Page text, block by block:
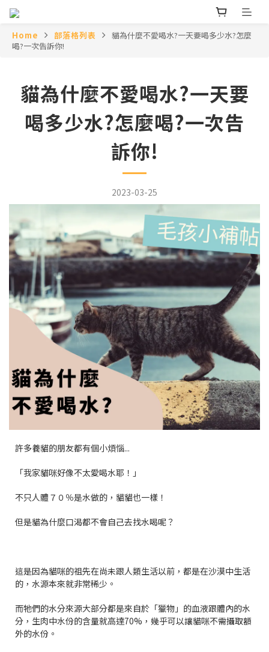
Home 部落格列表
貓為什麼不愛喝水?一天要喝多少水?怎麼
喝?一次告訴你!
貓為什麼不愛喝水?一天要
喝多少水?怎麼喝?一次告
訴你!
2023-03-25
許多養貓的朋友都有個小煩惱...
「我家貓咪好像不太愛喝水耶！」
不只人體７０％是水做的，貓貓也一樣！
但是貓為什麼口渴都不會自己去找水喝呢？
這是因為貓咪的祖先在尚未跟人類生活以前，都是在沙漠中生活
的，水源本來就非常稀少。
而牠們的水分來源大部分都是來自於「獵物」的血液跟體內的水
分，生肉中水份的含量就高達70%，幾乎可以讓貓咪不需攝取額
外的水份。